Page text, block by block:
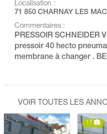
Localisation :
71 850 CHARNAY LES
Commentaires :
PRESSOIR SCHNEIDER
pressoir 40 hecto
membrane à changer .
VOIR TOUTES LES
17